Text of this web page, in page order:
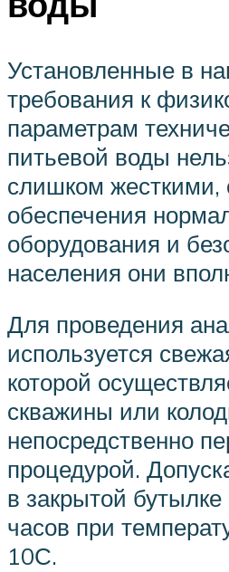
Установленные в
требования к
параметрам
питьевой воды
слишком жесткими,
обеспечения
оборудования и
населения они
Для проведения
используется
которой
скважины или
непосредственно
процедурой.
в закрытой
часов при
10С.